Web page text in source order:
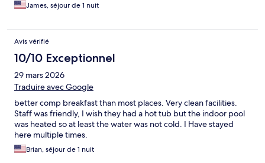
James, séjour de 1 nuit
Avis vérifié
10/10 Exceptionnel
29 mars 2026
Traduire avec Google
better comp breakfast than most places. Very clean facilities.
Staff was friendly, I wish they had a hot tub but the indoor pool
was heated so at least the water was not cold. I Have stayed
here multiple times.
Brian, séjour de 1 nuit